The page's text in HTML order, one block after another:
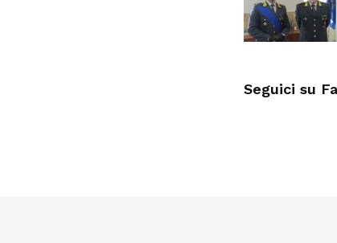
Seguici su